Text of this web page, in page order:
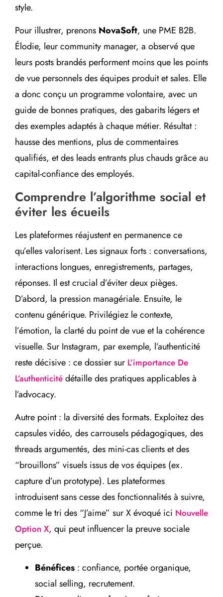
style.
Pour illustrer, prenons NovaSoft, une PME B2B.
Élodie, leur community manager, a observé que
leurs posts brandés performent moins que les points
de vue personnels des équipes produit et sales. Elle
a donc conçu un programme volontaire, avec un
guide de bonnes pratiques, des gabarits légers et
des exemples adaptés à chaque métier. Résultat :
hausse des mentions, plus de commentaires
qualifiés, et des leads entrants plus chauds grâce au
capital-confiance des employés.
Comprendre l’algorithme social et
éviter les écueils
Les plateformes réajustent en permanence ce
qu’elles valorisent. Les signaux forts : conversations,
interactions longues, enregistrements, partages,
réponses. Il est crucial d’éviter deux pièges.
D’abord, la pression managériale. Ensuite, le
contenu générique. Privilégiez le contexte,
l’émotion, la clarté du point de vue et la cohérence
visuelle. Sur Instagram, par exemple, l’authenticité
reste décisive : ce dossier sur L’importance De
L’authenticité détaille des pratiques applicables à
l’advocacy.
Autre point : la diversité des formats. Exploitez des
capsules vidéo, des carrousels pédagogiques, des
threads argumentés, des mini-cas clients et des
“brouillons” visuels issus de vos équipes (ex.
capture d’un prototype). Les plateformes
introduisent sans cesse des fonctionnalités à suivre,
comme le tri des “J’aime” sur X évoqué ici Nouvelle
Option X, qui peut influencer la preuve sociale
perçue.
Bénéfices : confiance, portée organique,
social selling, recrutement.